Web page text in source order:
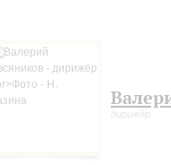
симфонического
пианистка Дорел Голан.
дирижёр